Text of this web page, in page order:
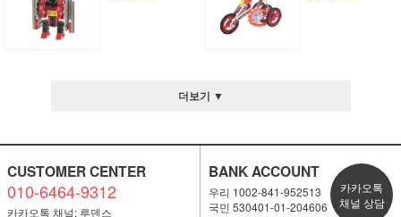
더보기 ▼
CUSTOMER CENTER
010-6464-9312
카카오톡 채널: 루덴스
BANK ACCOUNT
우리 1002-841-952513
국민 530401-01-204606
카카오톡
채널 상담